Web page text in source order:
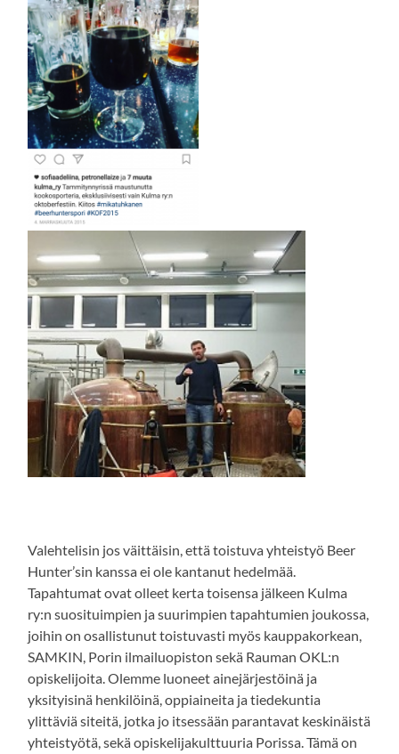
Valehtelisin jos väittäisin, että toistuva yhteistyö Beer
Hunter’sin kanssa ei ole kantanut hedelmää.
Tapahtumat ovat olleet kerta toisensa jälkeen Kulma
ry:n suosituimpien ja suurimpien tapahtumien joukossa,
joihin on osallistunut toistuvasti myös kauppakorkean,
SAMKIN, Porin ilmailuopiston sekä Rauman OKL:n
opiskelijoita. Olemme luoneet ainejärjestöinä ja
yksityisinä henkilöinä, oppiaineita ja tiedekuntia
ylittäviä siteitä, jotka jo itsessään parantavat keskinäistä
yhteistyötä, sekä opiskelijakulttuuria Porissa. Tämä on